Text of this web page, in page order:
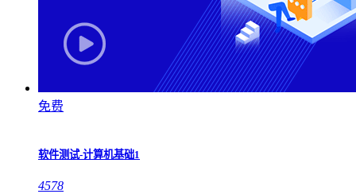
免费
软件测试-计算机基础1
4578